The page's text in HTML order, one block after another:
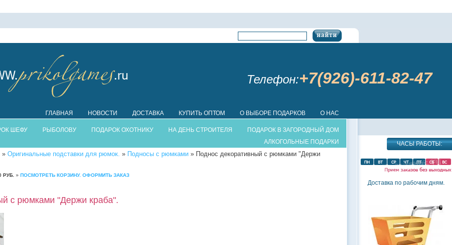
Телефон:+7(926)-611-82-47
ГЛАВНАЯ НОВОСТИ ДОСТАВКА КУПИТЬ ОПТОМ О ВЫБОРЕ ПОДАРКОВ О НАС
ШЕФУ РЫБОЛОВУ ПОДАРОК ОХОТНИКУ НА ДЕНЬ СТРОИТЕЛЯ
ПОДАРОК В ЗАГОРОДНЫЙ ДОМ
АЛКОГОЛЬНЫЕ ПОДАРКИ
» Оригинальные подставки для рюмок. » Подносы с рюмками » Поднос декоративный с рюмками "Держи
РУБ. » ПОСМОТРЕТЬ КОРЗИНУ. ОФОРМИТЬ ЗАКАЗ
с рюмками "Держи краба".
ЧАСЫ РАБОТЫ:
Доставка по рабочим дням.